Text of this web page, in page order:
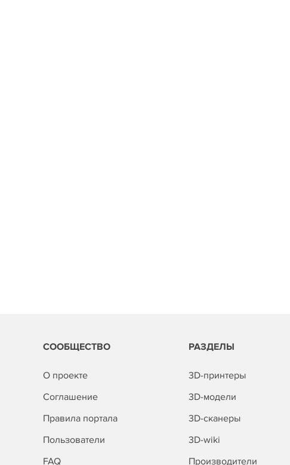
СООБЩЕСТВО
О проекте
Соглашение
Правила портала
Пользователи
FAQ
РАЗДЕЛЫ
3D-принтеры
3D-модели
3D-сканеры
3D-wiki
Производители